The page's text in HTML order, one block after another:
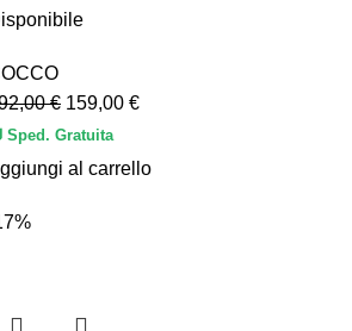
€ 159,00 €
Sped. Gratuita
al carrello